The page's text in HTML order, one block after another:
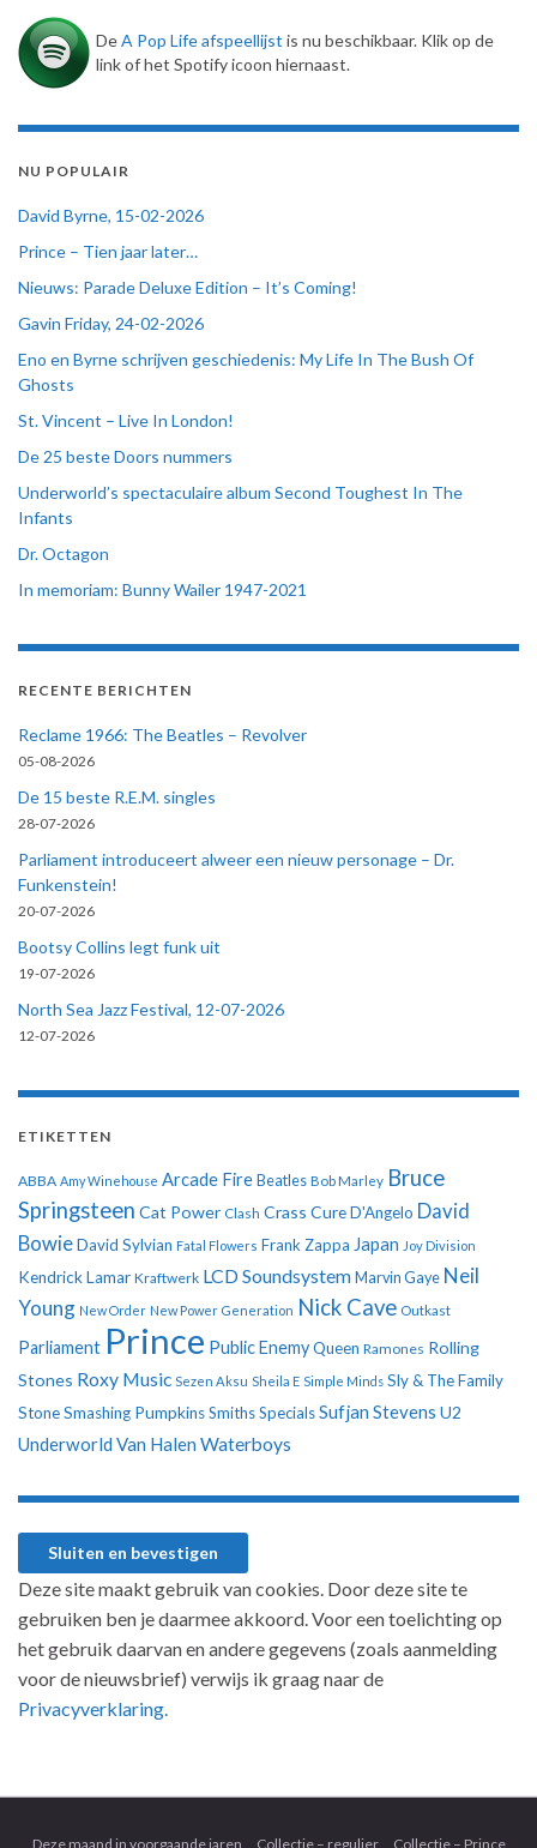
DeA Pop Life afspeellijst is nu beschikbaar. Klik op de
link of het Spotify icoon hiernaast.
NU POPULAIR
David Byrne, 15-02-2026
Prince – Tien jaar later…
Nieuws: Parade Deluxe Edition – It’s Coming!
Gavin Friday, 24-02-2026
Eno en Byrne schrijven geschiedenis: My Life In The Bush Of
Ghosts
St. Vincent – Live In London!
De 25 beste Doors nummers
Underworld’s spectaculaire album Second Toughest In The
Infants
Dr. Octagon
In memoriam: Bunny Wailer 1947-2021
RECENTE BERICHTEN
Reclame 1966: The Beatles – Revolver
05-08-2026
De 15 beste R.E.M. singles
28-07-2026
Parliament introduceert alweer een nieuw personage – Dr.
Funkenstein!
20-07-2026
Bootsy Collins legt funk uit
19-07-2026
North Sea Jazz Festival, 12-07-2026
12-07-2026
ETIKETTEN
ABBA Amy Winehouse Arcade Fire Beatles Bob Marley Bruce
Springsteen Cat Power Clash Crass CureD'Angelo David
BowieDavid Sylvian Fatal Flowers Frank Zappa Japan Joy Division
Kendrick Lamar Kraftwerk LCD Soundsystem Marvin Gaye Neil
Young New Order New Power Generation Nick Cave Outkast
Parliament Prince Public EnemyQueen Ramones Rolling
Stones Roxy Music Sezen Aksu Sheila E Simple Minds Sly & The Family
StoneSmashing PumpkinsSmithsSpecialsSufjan Stevens U2
Underworld Van Halen Waterboys
Deze site maakt gebruik van cookies. Door deze site te
gebruiken ben je daarmee akkoord. Voor een toelichting op
het gebruik daarvan en andere gegevens (zoals aanmelding
voor de nieuwsbrief) verwijs ik graag naar de
Privacyverklaring.
Deze maand in voorgaande jaren Collectie – regulier Collectie – Prince